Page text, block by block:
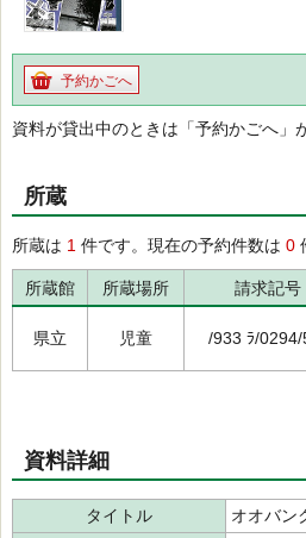
予約かごへ
資料が貸出中のときは「予約かごへ」
所蔵
所蔵は 1 件です。現在の予約件数は 0
所蔵館 所蔵場所 請求記号
県立 児童 /933 ﾗ/0294/
資料詳細
タイトル
オオバン